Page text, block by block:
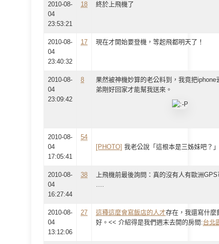
2010-08-
04
23:53:21
18 終於上飛機了
2010-08-
04
23:40:32
17 現在才開始要登機，等起飛都明天了！
2010-08-
04
23:09:42
8
果然被神機妙算的老公料到，我竟把
弟剛好回家才能幫我送來。
2010-08-
04
17:05:41
54
[PHOTO] 我老公說「這根本是三姊妹吧？」
2010-08-
04
16:27:44
38
上飛機前最後詢問：真的沒有人有歐洲
….
2010-08-
04
13:12:06
27 這種這麼會寫飯店的人才存在，我還寫什麼
好。<< 介紹得是我們週末去開的房間:台北